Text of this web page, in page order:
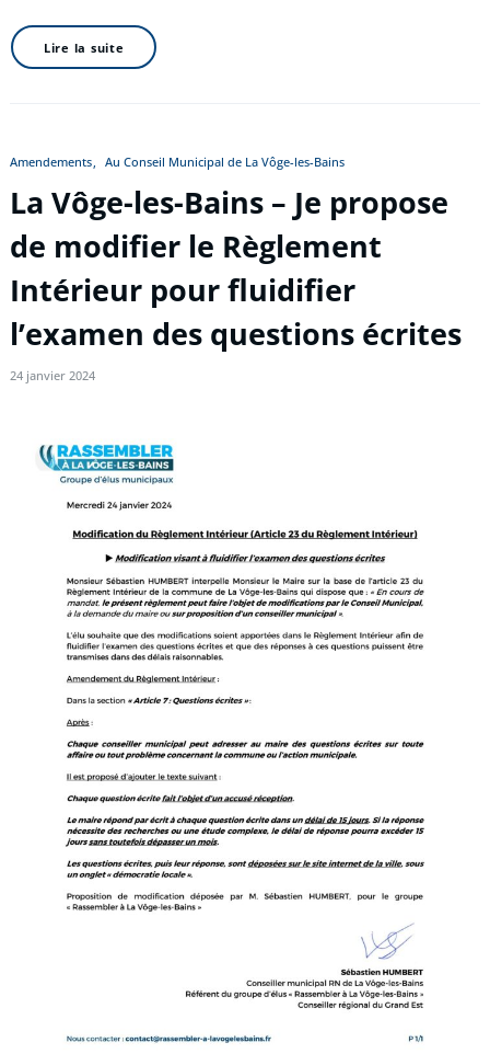
Lire la suite
Amendements Au Conseil Municipal de La Vôge-les-Bains
La Vôge-les-Bains – Je propose
de modifier le Règlement
Intérieur pour fluidifier
l’examen des questions écrites
24 janvier 2024